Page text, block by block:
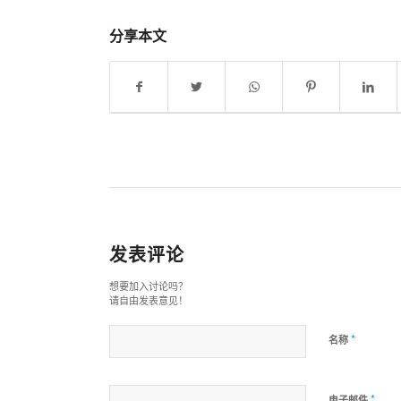
分享本文
发表评论
想要加入讨论吗？
请自由发表意见！
名称 *